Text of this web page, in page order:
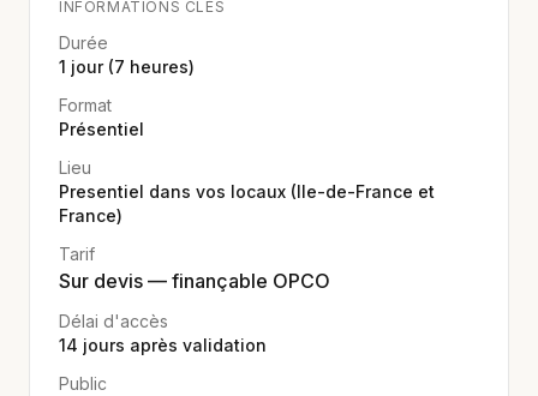
INFORMATIONS CLÉS
Durée
1 jour (7 heures)
Format
Présentiel
Lieu
Presentiel dans vos locaux (Ile-de-France et
France)
Tarif
Sur devis — finançable OPCO
Délai d'accès
14 jours après validation
Public